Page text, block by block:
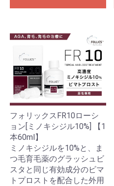
フォリックスFR10ローシ
ョン[ミノキシジル10%] 【1
本60ml】
ミノキシジルを10%と、ま
つ毛育毛薬のグラッシュビ
スタと同じ有効成分のビマ
トプロストを配合した外用